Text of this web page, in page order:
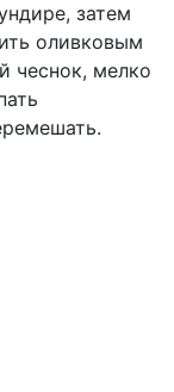
затем
оливковым
чеснок, мелко